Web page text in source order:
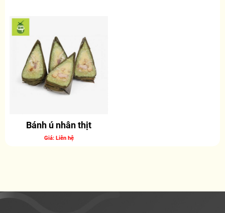
Bánh ú nhân thịt
Giá: Liên hệ